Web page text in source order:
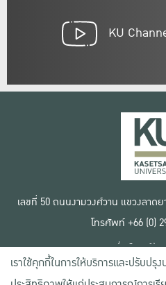
KU
เลขที่ 50 ถนนงามวงศ์วาน แขวงลาด
โทรศัพท์ +66 (0)
เงื่อนไขการใช้ง
ข้อตกลงด้านสิ
นโยบายความเ
เราใช้คุกกี้ในการให้บริการและปรับปรุ